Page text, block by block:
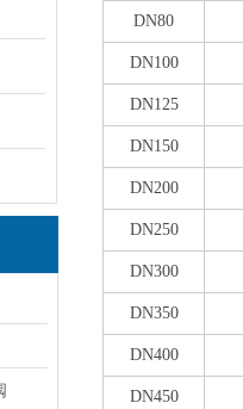
DN80
DN100
DN125
DN150
DN200
DN250
DN300
DN350
DN400
DN450